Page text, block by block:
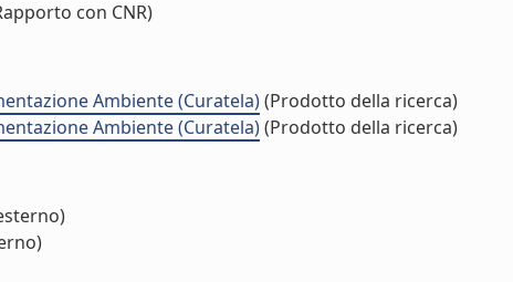
con CNR)
Ambiente (Curatela)(Prodotto della ricerca)
Ambiente (Curatela)(Prodotto della ricerca)